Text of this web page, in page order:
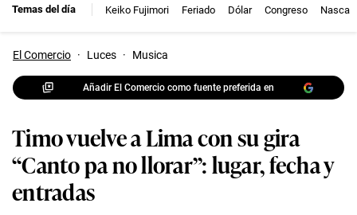
Temas del día Keiko Fujimori Feriado Dólar Congreso Nasca
El Comercio · Luces · Musica
Añadir El Comercio como fuente preferida en
Timo vuelve a Lima con su gira
“Canto pa no llorar”: lugar, fecha y
entradas